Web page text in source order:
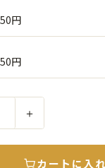
円
円
＋
カートに入